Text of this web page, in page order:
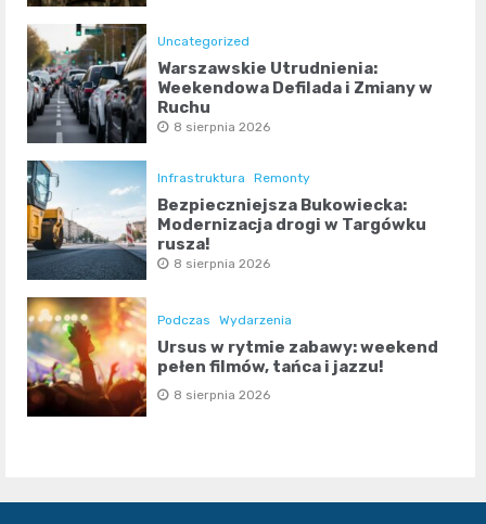
Uncategorized
Warszawskie Utrudnienia:
Weekendowa Defilada i Zmiany w
Ruchu
8 sierpnia 2026
Infrastruktura Remonty
Bezpieczniejsza Bukowiecka:
Modernizacja drogi w Targówku
rusza!
8 sierpnia 2026
Podczas Wydarzenia
Ursus w rytmie zabawy: weekend
pełen filmów, tańca i jazzu!
8 sierpnia 2026